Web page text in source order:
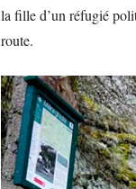
la fille d’un réfugié
route.